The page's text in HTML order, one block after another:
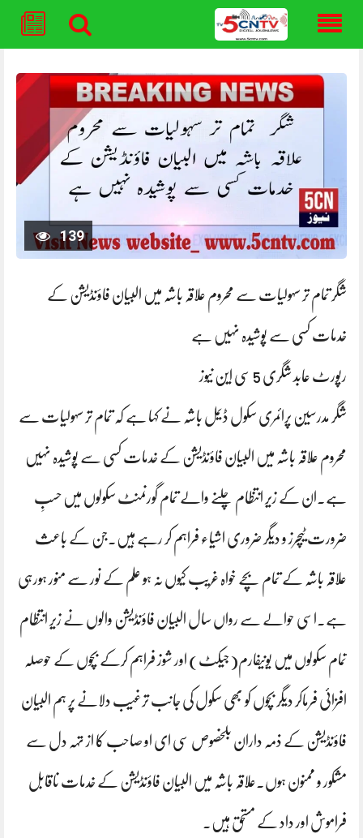
139
شگر تمام تر سہولیات سے محروم علاقہ باشہ میں البیان فاؤنڈیشن کے
خدمات کسی سے پوشیدہ نہیں ہے
رپورٹ عابد شگری 5 سی این نیوز
شگر مدرسین پرائمری سکول ڈیمل باشہ نے کہا ہے کہ تمام تر سہولیات سے
محروم علاقہ باشہ میں البیان فاؤنڈیشن کے خدمات کسی سے پوشیدہ نہیں
ہے۔ان کے زیر انتظام چلنے والے تمام گورنمنٹ سکولوں میں حسبِ
ضرورت ٹیچرز و دیگر ضروری اشیاء فراہم کر رہے ہیں۔جن کے باعث
علاقہ باشہ کے تمام بچے خواہ غریب کیوں نہ ہو علم کے نور سے منور ہورہی
ہے۔اسی حوالے سے رواں سال البیان فاؤنڈیشن والوں نے زیر انتظام
تمام سکولوں میں یونیفارم(جیکٹ) اور شوز فراہم کرکے بچوں کے حوصلہ
افزائی فرماکر دیگر بچوں کو بھی سکول کی جانب ترغیب دلانے پر ہم البیان
فاؤنڈیشن کے ذمہ داران بلخصوص سی ای او صاحب کا از تہہ دل سے
مشکور و ممنون ہوں۔علاقہ باشہ میں البیان فاؤنڈیشن کے خدمات ناقابل
فراموش اور داد کے مستحق ہیں۔